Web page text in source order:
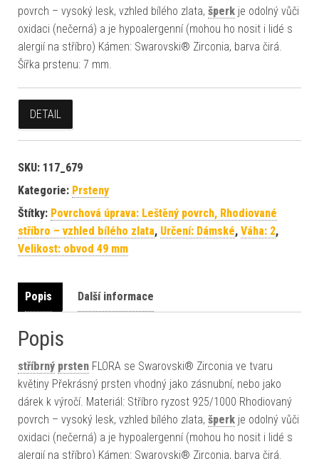
povrch – vysoký lesk, vzhled bílého zlata, šperk je odolný vůči
oxidaci (nečerná) a je hypoalergenní (mohou ho nosit i lidé s
alergií na stříbro) Kámen: Swarovski® Zirconia, barva čirá.
Šířka prstenu: 7 mm.
DETAIL
SKU: 117_679
Kategorie: Prsteny
Štítky: Povrchová úprava: Leštěný povrch, Rhodiované
stříbro – vzhled bílého zlata, Určení: Dámské, Váha: 2,
Velikost: obvod 49 mm
Popis Další informace
Popis
stříbrný prsten FLORA se Swarovski® Zirconia ve tvaru
květiny Překrásný prsten vhodný jako zásnubní, nebo jako
dárek k výročí. Materiál: Stříbro ryzost 925/1000 Rhodiovaný
povrch – vysoký lesk, vzhled bílého zlata, šperk je odolný vůči
oxidaci (nečerná) a je hypoalergenní (mohou ho nosit i lidé s
alergií na stříbro) Kámen: Swarovski® Zirconia, barva čirá.